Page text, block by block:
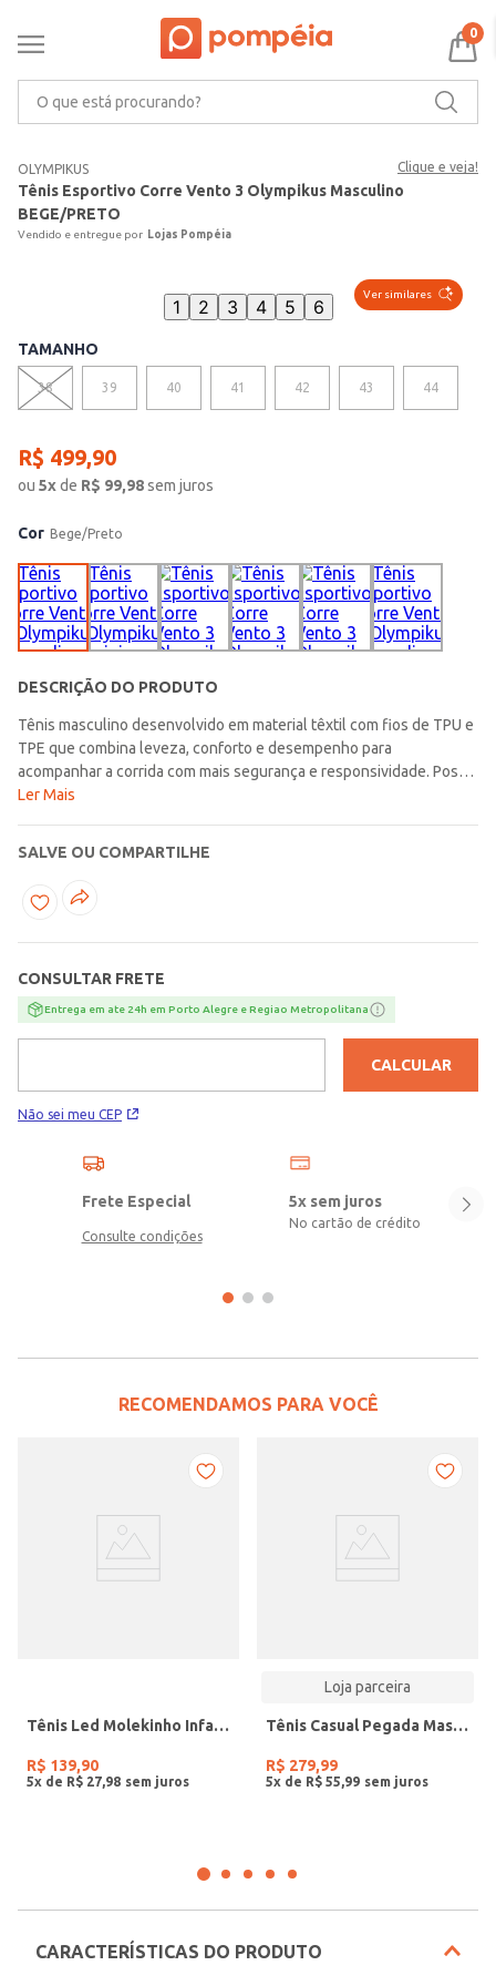
0
OLYMPIKUS Clique e veja!
Tênis Esportivo Corre Vento 3 Olympikus Masculino
BEGE/PRETO
Lojas Pompéia
Ver similares
1 2 3 4 5 6
TAMANHO
38 39 40 41 42 43 44
R$ 499,90
ou 5xde R$ 99,98sem juros
Cor Bege/Preto
DESCRIÇÃO DO PRODUTO
Tênis masculino desenvolvido em material têxtil com fios de TPU e
TPE que combina leveza, conforto e desempenho para
acompanhar a corrida com mais segurança e responsividade. Possui
forro espumado, bico redondo e ajuste por cadarços que entrega
espuma de alta resiliência proporciona conforto e retorno de
energia, enquanto o drop de 8 mm favorece uma inclinação mais
próxima ao natural, contribuindo para a dinâmica da corrida. O
completa o visual com um toque esportivo marcante. Um modelo
criado para acompanhar cada passada com leveza, confiança e a
energia certa para você ir ainda mais longe!\n\nIndicado Para:
Ler Mais
SALVE OU COMPARTILHE
CONSULTAR FRETE
Entrega em ate 24h em Porto Alegre e Regiao Metropolitana
Não sei meu CEP
CALCULAR
Frete Especial
Consulte condições
5x sem juros
No cartão de crédito
RECOMENDAMOS PARA VOCÊ
Tênis Led Molekinho Infantil Para Menino - PRETO/VERDE CLARO/BRANCO
R$ 139,90
5x de R$ 27 98
Loja parceira
Tênis Casual Pegada Masculino em Couro Preto 112303-07
R$ 279,99
5x de R$ 55 99
CARACTERÍSTICAS DO PRODUTO